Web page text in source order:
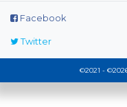
Facebook
Twitter
©2021 -